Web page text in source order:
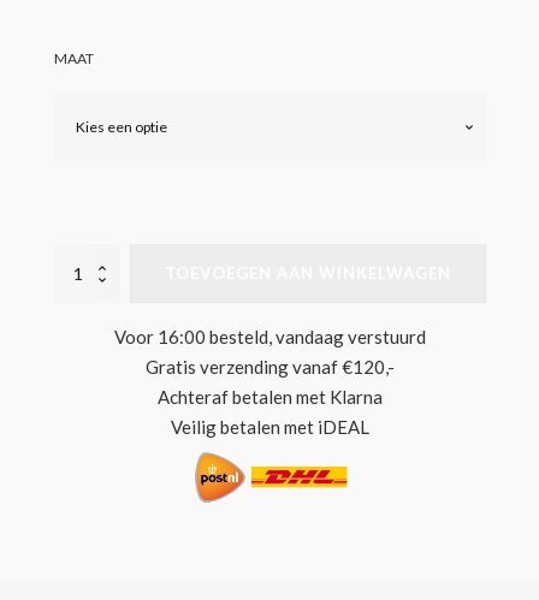
MAAT
POLAR
HIKE
Voor 16:00 besteld, vandaag verstuurd
Gratis verzending vanaf €120,-
Achteraf betalen met Klarna
Veilig betalen met iDEAL